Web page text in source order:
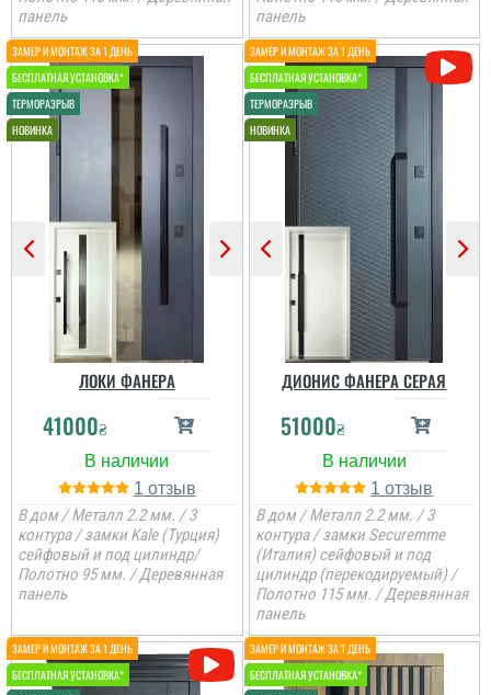
панель
панель
ЛОКИ ФАНЕРА
41000₴
1
В дом / Металл 2.2 мм. / 3
контура / замки Kale (Турция)
сейфовый и под цилиндр/
Полотно 95 мм. / Деревянная
панель
ДИОНИС ФАНЕРА СЕРАЯ
51000₴
1
В дом / Металл 2.2 мм. / 3
контура / замки Securemme
(Италия) сейфовый и под
цилиндр (перекодируемый) /
Полотно 115 мм. / Деревянная
панель